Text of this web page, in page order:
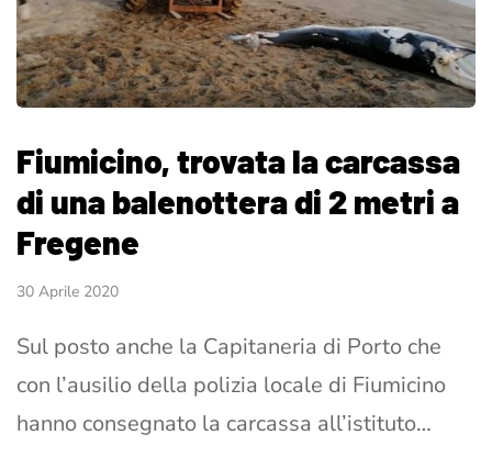
Fiumicino, trovata la carcassa
di una balenottera di 2 metri a
Fregene
30 Aprile 2020
Sul posto anche la Capitaneria di Porto che
con l’ausilio della polizia locale di Fiumicino
hanno consegnato la carcassa all’istituto…